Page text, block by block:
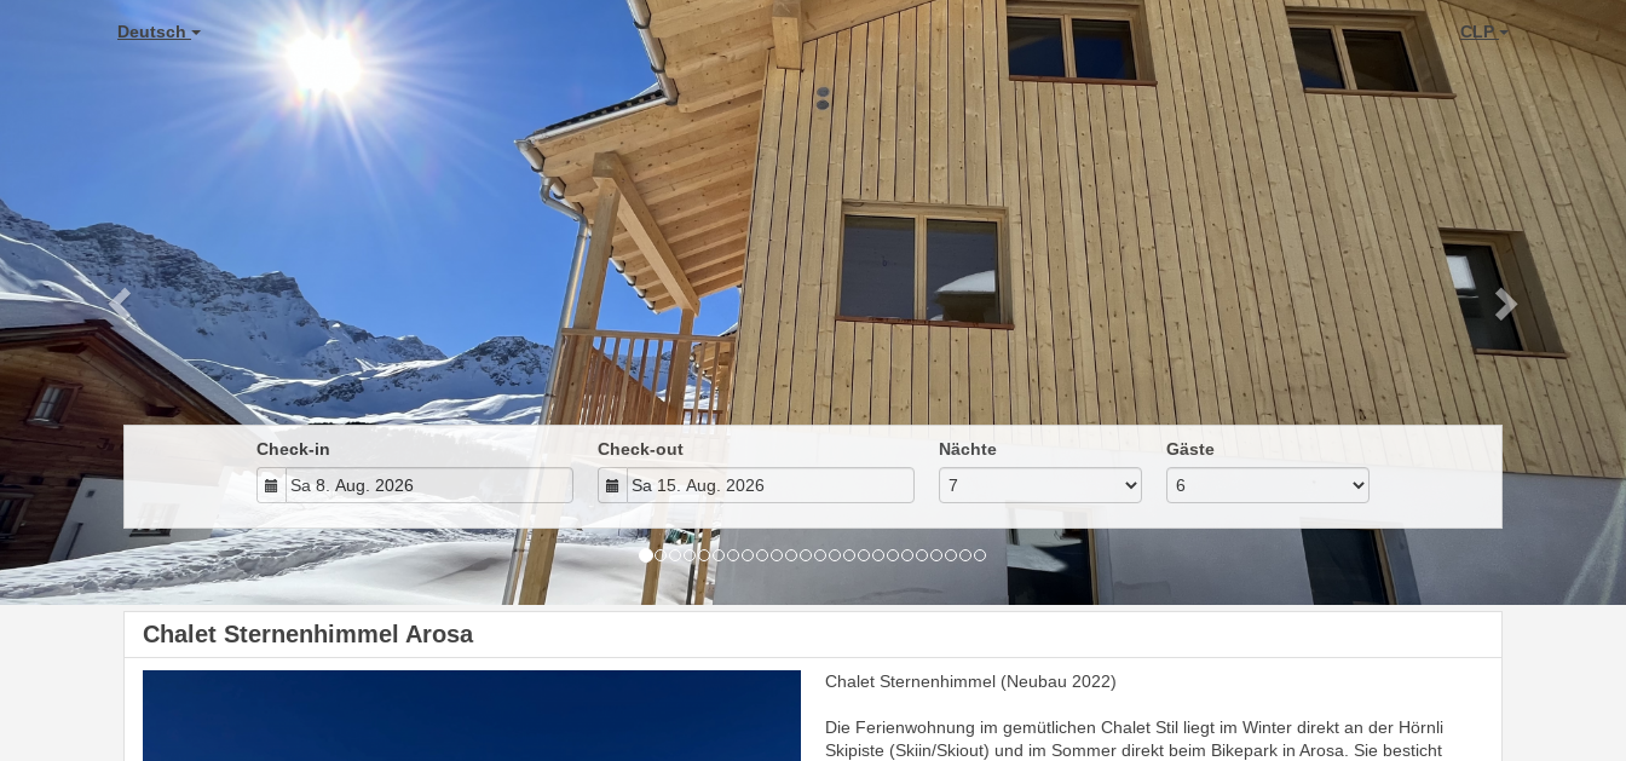
Deutsch CLP
Next
Check-in Check-out Nächte Gäste
Chalet Sternenhimmel Arosa
Chalet Sternenhimmel (Neubau 2022)
Die Ferienwohnung im gemütlichen Chalet Stil liegt im Winter direkt an der Hörnli
Skipiste (Skiin/Skiout) und im Sommer direkt beim Bikepark in Arosa. Sie besticht